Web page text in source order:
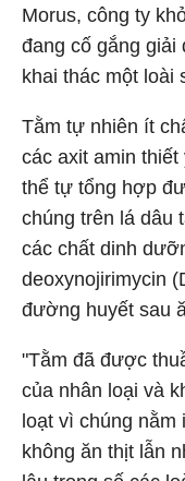
Morus, công ty
đang cố gắng giải
khai thác một loài
Tằm tự nhiên ít
các axit amin
thể tự tổng hợp
chúng trên lá dâu
các chất dinh
deoxynojirimycin
đường huyết sau
"Tằm đã được
của nhân loại và
loạt vì chúng nằm
không ăn thịt lẫn